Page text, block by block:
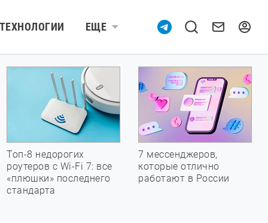
ТЕХНОЛОГИИ ЕЩЕ
Топ-8 недорогих
роутеров с Wi-Fi 7: все
«плюшки» последнего
стандарта
7 мессенджеров,
которые отлично
работают в России